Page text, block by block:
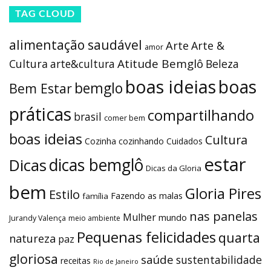
TAG CLOUD
alimentação saudável amor Arte Arte &
Cultura arte&cultura Atitude Bemglô Beleza
Bem Estar bemglo boas ideiasboas
práticas brasil comer bem compartilhando
boas ideias Cozinha cozinhando Cuidados Cultura
Dicasdicas bemglô Dicas da Gloria estar
bem Estilo família Fazendo as malas Gloria Pires
Jurandy Valença meio ambiente Mulher mundo nas panelas
natureza paz Pequenas felicidades quarta
gloriosa receitas Rio de Janeiro saúde sustentabilidade